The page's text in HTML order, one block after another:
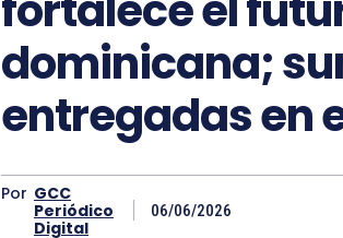
dominicana;
entregadas en
Por GCC
Periódico
Digital
06/06/2026